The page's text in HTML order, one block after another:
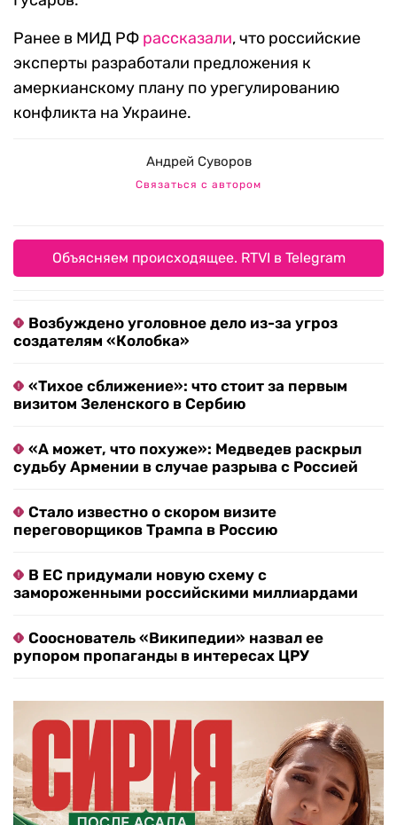
Ранее в МИД РФ рассказали, что российские
эксперты разработали предложения к
амеркианскому плану по урегулированию
конфликта на Украине.
Андрей Суворов
Связаться с автором
Объясняем происходящее. RTVI в Telegram
Возбуждено уголовное дело из-за угроз
создателям «Колобка»
«Тихое сближение»: что стоит за первым
визитом Зеленского в Сербию
«А может, что похуже»: Медведев раскрыл
судьбу Армении в случае разрыва с Россией
Стало известно о скором визите
переговорщиков Трампа в Россию
В ЕС придумали новую схему с
замороженными российскими миллиардами
Сооснователь «Википедии» назвал ее
рупором пропаганды в интересах ЦРУ